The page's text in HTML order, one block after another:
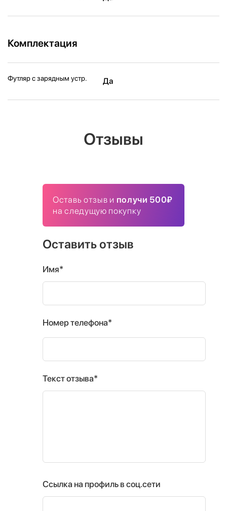
Комплектация
Футляр с зарядным устр. Да
Отзывы
Оставь отзыв и получи 500₽
на следущую покупку
Оставить отзыв
Имя*
Номер телефона*
Текст отзыва*
Ссылка на профиль в соц.сети